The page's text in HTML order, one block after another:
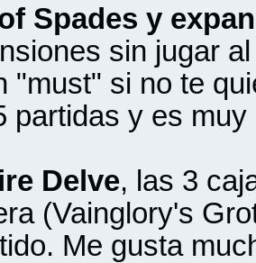
Spades y
sin jugar
"must" si no te
partidas y es
Delve, las 3
(Vainglory's
Me gusta